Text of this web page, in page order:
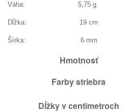
Váha: 5,75 g
Dĺžka: 19 cm
Šírka: 6 mm
Hmotnosť
Farby striebra
Dĺžky v centimetroch